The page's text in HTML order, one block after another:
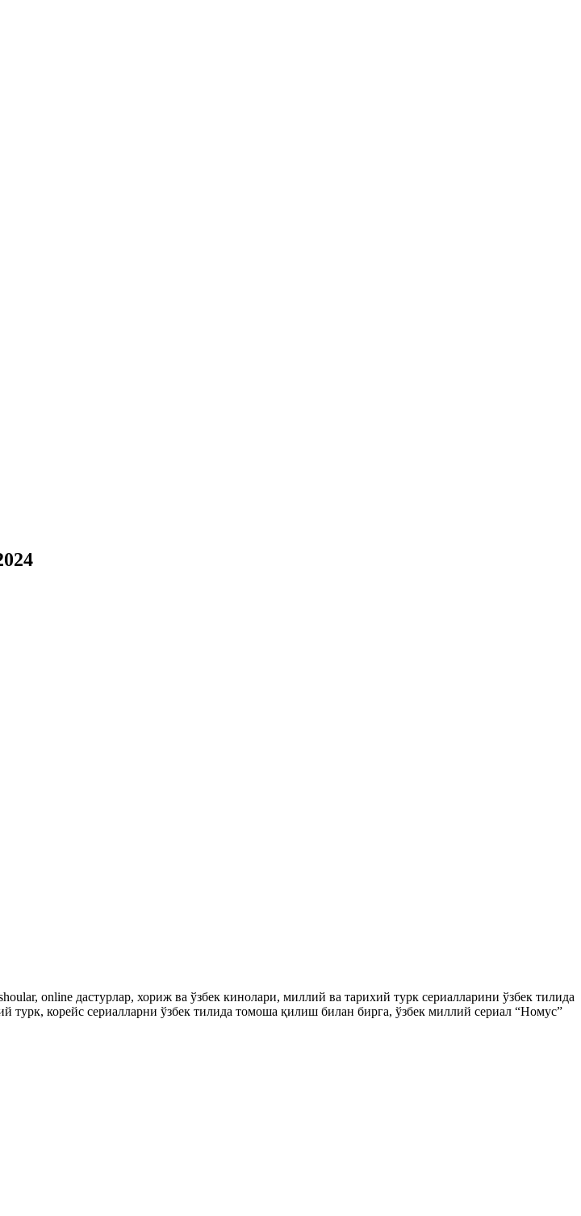
online дастурлар, хориж ва ўзбек кинолари, миллий ва тарихий турк сериалларини ўзбек тилида
корейс сериалларни ўзбек тилида томоша қилиш билан бирга, ўзбек миллий сериал “Номус”